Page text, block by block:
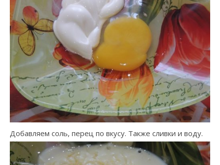
Добавляем соль, перец по вкусу. Также сливки и воду.